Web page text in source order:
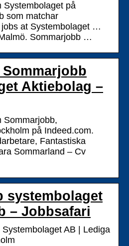
Systembolaget på
som matchar
at Systembolaget …
Sommarjobb …
Aktiebolag –
Sommarjobb,
på Indeed.com.
Fantastiska
Sommarland – Cv
systembolaget
– Jobbsafari
AB | Lediga